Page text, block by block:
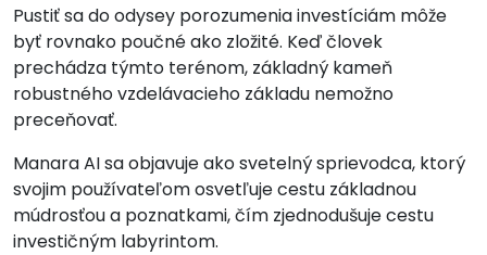
Pustiť sa do odysey porozumenia investíciám môže
byť rovnako poučné ako zložité. Keď človek
prechádza týmto terénom, základný kameň
robustného vzdelávacieho základu nemožno
preceňovať.
Manara AI sa objavuje ako svetelný sprievodca, ktorý
svojim používateľom osvetľuje cestu základnou
múdrosťou a poznatkami, čím zjednodušuje cestu
investičným labyrintom.